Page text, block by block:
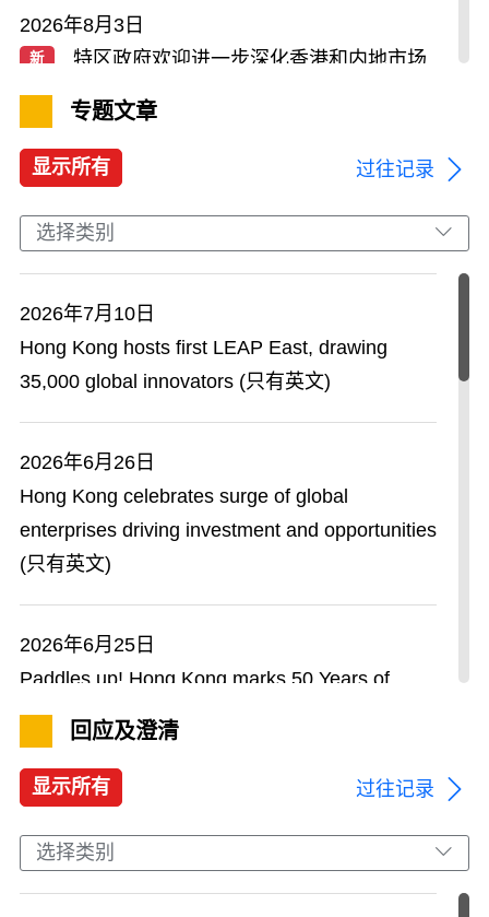
2026年8月3日
新
特区政府欢迎进一步深化香港和内地市场
合作的新措施
2026年8月3日
上市仪式致辞
2026年8月3日
新
文创处资助业界参与第二十三届中国国际
数码互动娱乐展览会
2026年8月3日
新
驻柏林经贸办支持香港青年音乐家参与匈
牙利李斯特·费伦茨国际公开赛及埃格尔音乐节
新
驻布鲁塞尔经贸办支持香港音乐人才亮相
葡萄牙马尔旺国际音乐节
2026年8月2日
行政长官与中国证券监督管理委员会主席
会面
专题文章
显示所有
选择类别
过往记录
2026年7月10日
Hong Kong hosts first LEAP East, drawing
35,000 global innovators (只有英文)
2026年6月26日
Hong Kong celebrates surge of global
enterprises driving investment and opportunities
(只有英文)
2026年6月25日
Paddles up! Hong Kong marks 50 Years of
international dragon boat thrills (只有英文)
2026年6月23日
Central Asia (只有英文)
回应及澄清
显示所有
选择类别
过往记录